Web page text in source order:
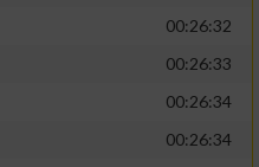
00:26:32
00:26:33
00:26:34
00:26:34